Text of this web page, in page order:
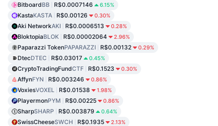
BitboardBB R$0.0007146 6.15%
KastaKASTA R$0.00126 0.30%
Aki NetworkAKI R$0.0006513 0.28%
BloktopiaBLOK R$0.00002064 2.96%
Paparazzi TokenPAPARAZZI R$0.00132 0.29%
DtecDTEC R$0.03017 0.45%
CryptoTradingFundCTF R$0.1523 0.30%
AffynFYN R$0.003246 0.86%
VoxiesVOXEL R$0.01538 1.98%
PlayermonPYM R$0.00225 0.86%
SharpSHARP R$0.003879 0.64%
SwissCheeseSWCH R$0.1935 2.13%